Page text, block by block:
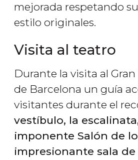
mejorada respetando
estilo originales.
Visita al teatro
Durante la visita al
de Barcelona un guía
visitantes durante el
vestíbulo, la
imponente Salón de
impresionante sala